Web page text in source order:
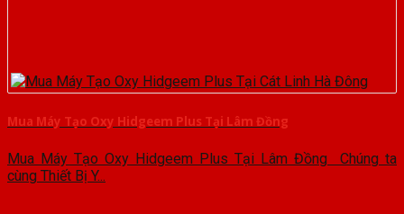
Mua Máy Tạo Oxy Hidgeem Plus Tại Lâm Đồng
Mua Máy Tạo Oxy Hidgeem Plus Tại Lâm Đồng Chúng ta
cùng Thiết Bị Y...